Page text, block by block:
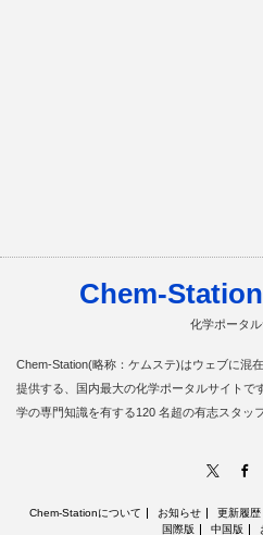
Chem-
化学ポータル
Chem-Station(略称：ケムステ)はウェブに混
提供する、国内最大の化学ポータルサイトで
学の専門知識を有する120 名超の有志スタッ
Chem-Stationについて お知らせ 更新履歴
国際版
中国版